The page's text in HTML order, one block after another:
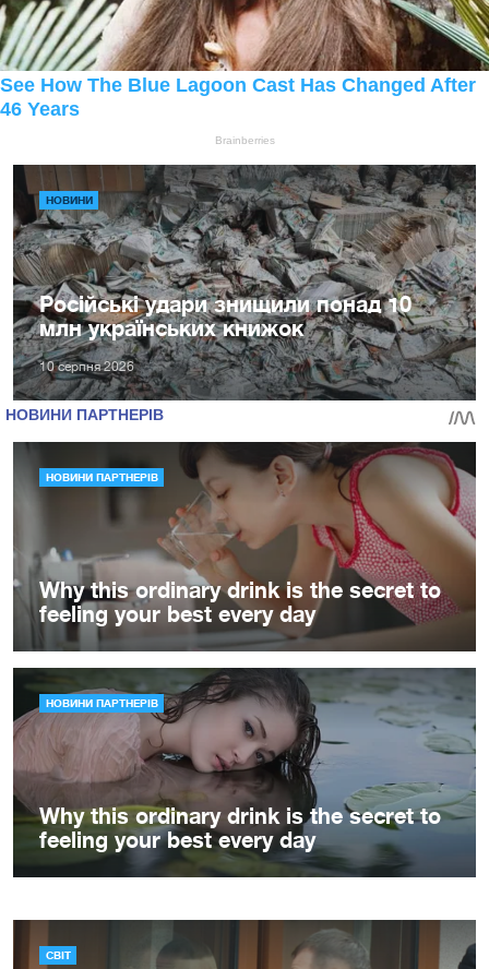
НОВИНИ
Російські удари знищили понад 10
млн українських книжок
10 серпня 2026
СВІТ